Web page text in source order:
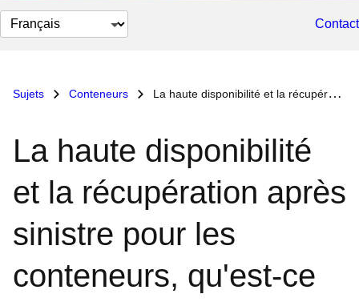
Changer
la
Contact
Sujets Conteneurs La haute disponibilité et la récupération après sinistre pour les conteneurs, qu'est-ce que c'est ?
La haute disponibilité
et la récupération après
sinistre pour les
conteneurs, qu'est-ce